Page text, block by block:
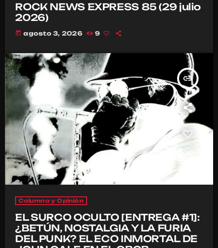
ROCK NEWS EXPRESS 85 (29 julio
2026)
today agosto 3, 2026 9
insert_link
Columna y Opinión
EL SURCO OCULTO [ENTREGA #1]:
¿BETÚN, NOSTALGIA Y LA FURIA
DEL PUNK? EL ECO INMORTAL DE